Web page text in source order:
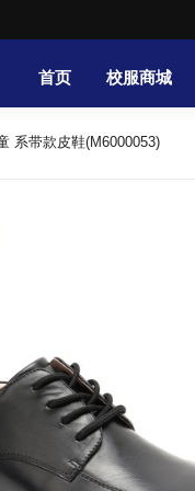
首页 校服商城
系带款皮鞋(M6000053)